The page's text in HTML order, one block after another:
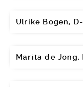
Ulrike Bogen,
Marita de Jong,